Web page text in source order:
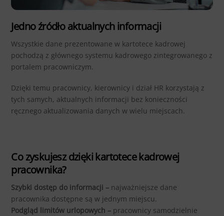
Jedno źródło aktualnych informacji
Wszystkie dane prezentowane w kartotece kadrowej
pochodzą z głównego systemu kadrowego zintegrowanego z
portalem pracowniczym.
Dzięki temu pracownicy, kierownicy i dział HR korzystają z
tych samych, aktualnych informacji bez konieczności
ręcznego aktualizowania danych w wielu miejscach.
Co zyskujesz dzięki kartotece kadrowej
pracownika?
Szybki dostęp do informacji – najważniejsze dane
pracownika dostępne są w jednym miejscu.
Podgląd limitów urlopowych – pracownicy samodzielnie